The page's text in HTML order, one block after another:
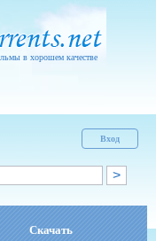
в хорошем качестве
Вход
Скачать